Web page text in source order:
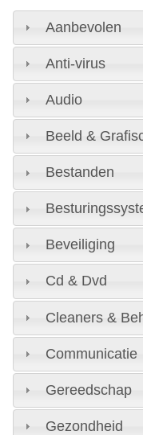
Aanbevolen
Anti-virus
Audio
Beeld &
Bestanden
Beveiliging
Cd & Dvd
Cleaners &
Communicatie
Gereedschap
Gezondheid